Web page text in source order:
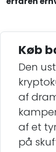
Køb
Den
af
af et
på